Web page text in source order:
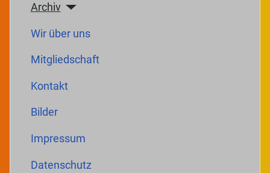
Archiv
Wir über uns
Mitgliedschaft
Kontakt
Bilder
Impressum
Datenschutz